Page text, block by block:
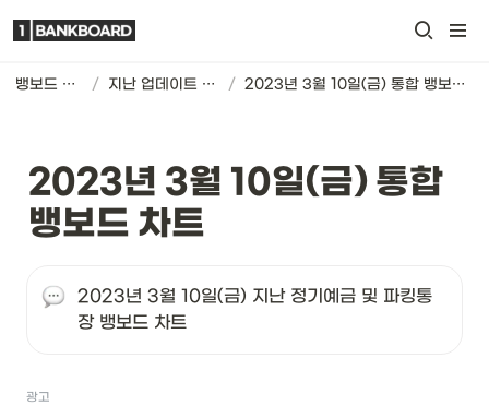
뱅보드 차트 / 지난 업데이트 기록 / 2023년 3월 10일(금) 통합 뱅보드 차트
2023년 3월 10일(금) 통합
뱅보드 차트
2023년 3월 10일(금) 지난 정기예금 및 파킹통
장 뱅보드 차트
광고